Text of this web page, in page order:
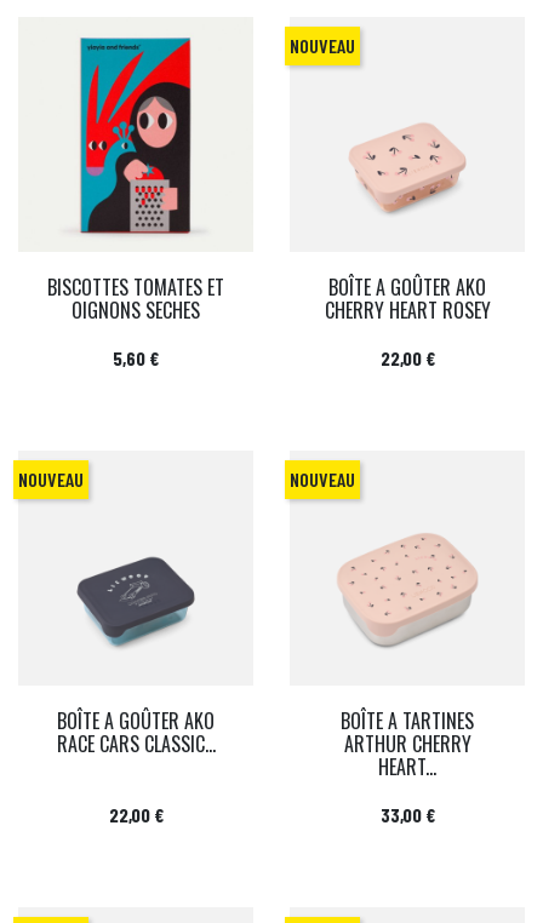
BISCOTTES TOMATES ET
OIGNONS SECHES
Prix
5,60 €
BOÎTE A GOÛTER AKO
CHERRY HEART ROSEY
Prix
22,00 €
NOUVEAU
BOÎTE A GOÛTER AKO
RACE CARS CLASSIC...
Prix
22,00 €
NOUVEAU
BOÎTE A TARTINES
ARTHUR CHERRY
HEART...
Prix
33,00 €
NOUVEAU